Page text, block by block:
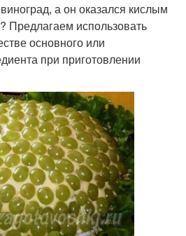
а он оказался кислым
Предлагаем использовать
основного или
при приготовлении